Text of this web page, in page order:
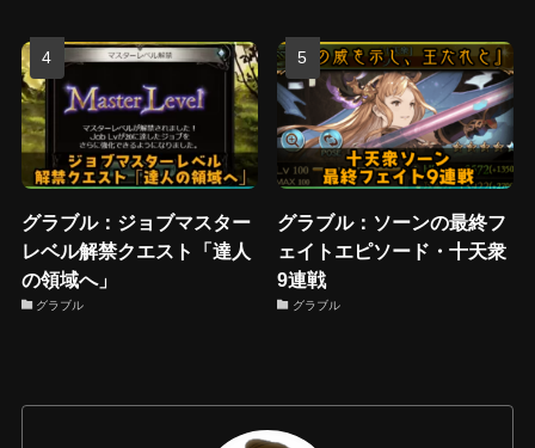
グラブル：ジョブマスター
レベル解禁クエスト「達人
の領域へ」
グラブル
グラブル：ソーンの最終フ
ェイトエピソード・十天衆
9連戦
グラブル